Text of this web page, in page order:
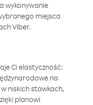
wykonywanie
miejsca
Viber.
Ci elastyczność:
na
niskich stawkach,
planowi